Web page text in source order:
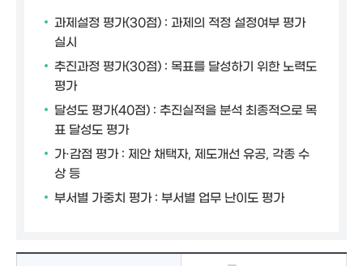
과제설정 평가(30점) : 과제의 적정 설정여부 평가
실시
추진과정 평가(30점) : 목표를 달성하기 위한 노력도
평가
달성도 평가(40점) : 추진실적을 분석 최종적으로 목
표 달성도 평가
가·감점 평가 : 제안 채택자, 제도개선 유공, 각종 수
상 등
부서별 가중치 평가 : 부서별 업무 난이도 평가